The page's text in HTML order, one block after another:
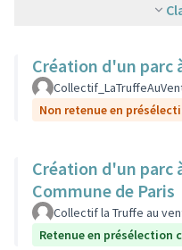
Création d'un parc
Non retenue en
Création d'un parc
Commune de Paris
Collectif la Truffe au
Retenue en présélection